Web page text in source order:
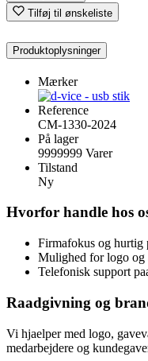
Tilføj til ønskeliste
Produktoplysninger
Mærker
Reference
CM-1330-2024
På lager
9999999 Varer
Tilstand
Ny
Hvorfor handle hos
Firmafokus og hurtig
Mulighed for logo og
Telefonisk support
Raadgivning og
Vi hjaelper med logo,
medarbejdere og